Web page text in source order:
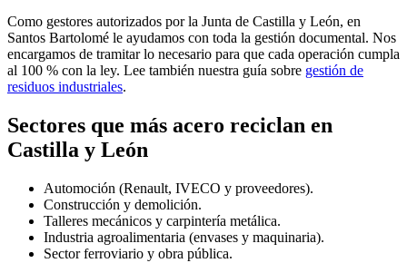
Como gestores autorizados por la Junta de Castilla y León, en
Santos Bartolomé le ayudamos con toda la gestión documental. Nos
encargamos de tramitar lo necesario para que cada operación cumpla
al 100 % con la ley. Lee también nuestra guía sobre gestión de
residuos industriales.
Sectores que más acero reciclan en
Castilla y León
Automoción (Renault, IVECO y proveedores).
Construcción y demolición.
Talleres mecánicos y carpintería metálica.
Industria agroalimentaria (envases y maquinaria).
Sector ferroviario y obra pública.